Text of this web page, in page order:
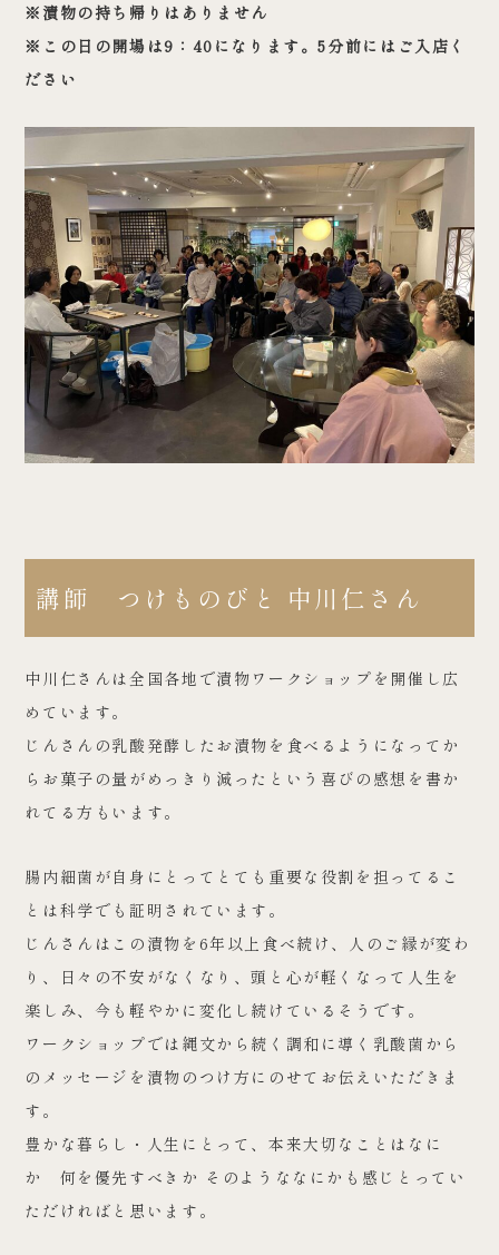
※漬物の持ち帰りはありません
※この日の開場は9：40になります。5分前にはご入店く
ださい
講師 つけものびと 中川仁さん
中川仁さんは全国各地で漬物ワークショップを開催し広
めています。
じんさんの乳酸発酵したお漬物を食べるようになってか
らお菓子の量がめっきり減ったという喜びの感想を書か
れてる方もいます。
腸内細菌が自身にとってとても重要な役割を担ってるこ
とは科学でも証明されています。
じんさんはこの漬物を6年以上食べ続け、人のご縁が変わ
り、日々の不安がなくなり、頭と心が軽くなって人生を
楽しみ、今も軽やかに変化し続けているそうです。
ワークショップでは縄文から続く調和に導く乳酸菌から
のメッセージを漬物のつけ方にのせてお伝えいただきま
す。
豊かな暮らし・人生にとって、本来大切なことはなに
か 何を優先すべきか そのようななにかも感じとってい
ただければと思います。